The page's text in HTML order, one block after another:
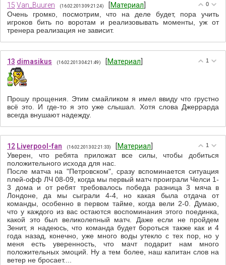
0
15 Van_Buuren (16.02.2013 09:21:24) [Материал
Очень громко, посмотрим, что на деле будет, пора учить
игроков бить по воротам и реализовывать моменты, уж от
тренера реализация не зависит.
1
13 dimasikus (16.02.2013 04:21:49) [Материал
Прошу прощения. Этим смайликом я имел ввиду что грустно
всё это. И где-то я это уже слышал. Хотя слова Джеррарда
всегда внушают надежду.
1
12 Liverpool-fan (16.02.2013 02:21:33) [Материал
Уверен, что ребята приложат все силы, чтобы добиться
положительного исхода для нас.
После матча на "Петровском", сразу вспоминается ситуация
плей-офф ЛЧ 08-09, когда мы первый матч проиграли Челси 1-
3 дома и от ребят требовалось победа разница 3 мяча в
Лондоне, да мы сыграли 4-4, но какая была отдача от
команды, особенно в первом тайме, когда вели 2-0. Думаю,
что у каждого из вас остаются воспоминания этого поединка,
какой это был великолепный матч. Даже если не пройдем
Зенит, я надеюсь, что команда будет бороться также как и 4
года назад, конечно, уже много воды утекло с тех пор, но у
меня есть уверенность, что мачт подарит нам много
положительных эмоций. Ну а тем более, наш капитан слов на
ветер не бросает....